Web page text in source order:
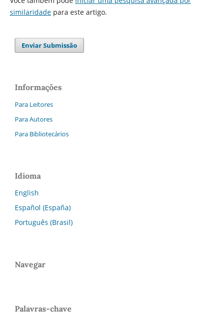
similaridadepara este artigo.
Enviar Submissão
Informações
Para Leitores
Para Autores
Para Bibliotecários
Idioma
English
Español (España)
Português (Brasil)
Navegar
Palavras-chave